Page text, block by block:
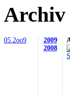
05.2oo9
2009
2008